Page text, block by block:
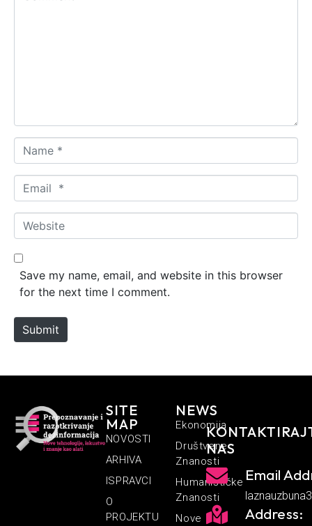
a
m
*
m
a
*
W
e
b
e
Save my name, email, and website in this browser
for the next time I comment.
Submit
SITE
MAP
NOVOSTI
ARHIVA
ISPRAVCI
O
PROJEKTU
NEWS
Ekonomija
Društvene
Znanosti
Humanističke
Znanosti
Nove
NAS
Email
Address: